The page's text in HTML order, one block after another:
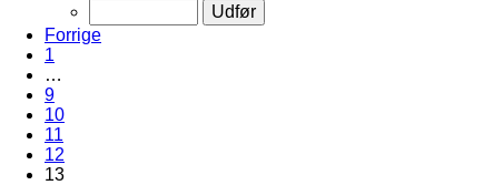
Forrige
1
…
9
10
11
12
13